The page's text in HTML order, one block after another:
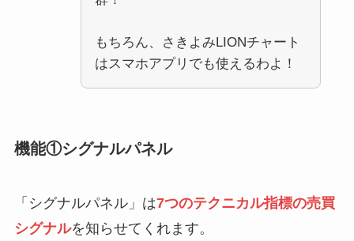
もちろん、さきよみLIONチャート
はスマホアプリでも使えるわよ！
機能①シグナルパネル
「シグナルパネル」は7つのテクニカル指標の売買
シグナルを知らせてくれます。